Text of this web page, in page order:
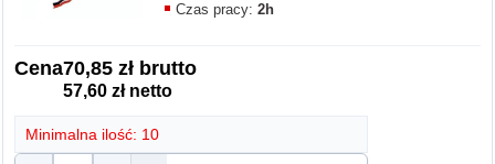
Czas pracy:2h
Cena70,85 zł brutto
57,60 zł netto
Minimalna ilość: 10